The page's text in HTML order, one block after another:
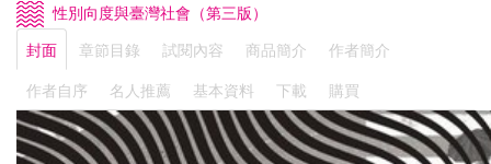
性別向度與臺灣社會（第三版）
封面
章節目錄 試閱內容 商品簡介
作者簡介
作者自序
名人推薦 基本資料 下載 購買